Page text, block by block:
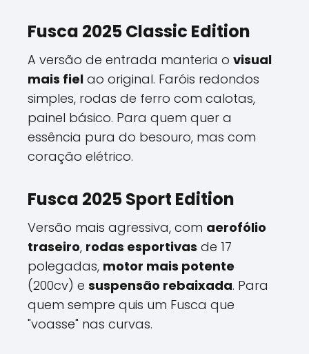
Fusca 2025 Classic Edition
A versão de entrada manteria o visual
mais fiel ao original. Faróis redondos
simples, rodas de ferro com calotas,
painel básico. Para quem quer a
essência pura do besouro, mas com
coração elétrico.
Fusca 2025 Sport Edition
Versão mais agressiva, com aerofólio
traseiro, rodas esportivas de 17
polegadas, motor mais potente
(200cv) e suspensão rebaixada. Para
quem sempre quis um Fusca que
"voasse" nas curvas.